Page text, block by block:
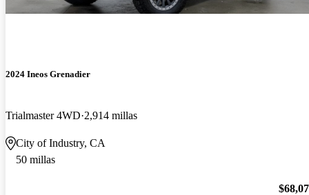
2024 Ineos Grenadier
Trialmaster 4WD 2,914 millas
City of Industry, CA
50 millas